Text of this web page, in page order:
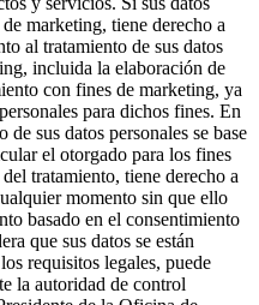
marketing, tiene derecho a
al tratamiento de sus datos
incluida la elaboración de
con fines de marketing, ya
para dichos fines. En
de sus datos personales se base
el otorgado para los fines
tratamiento, tiene derecho a
momento sin que ello
basado en el consentimiento
que sus datos se están
requisitos legales, puede
la autoridad de control